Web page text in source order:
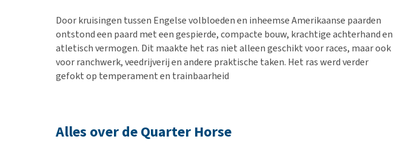
Door kruisingen tussen Engelse volbloeden en inheemse Amerikaanse paarden
ontstond een paard met een gespierde, compacte bouw, krachtige achterhand en
atletisch vermogen. Dit maakte het ras niet alleen geschikt voor races, maar ook
voor ranchwerk, veedrijverij en andere praktische taken. Het ras werd verder
gefokt op temperament en trainbaarheid
Alles over de Quarter Horse